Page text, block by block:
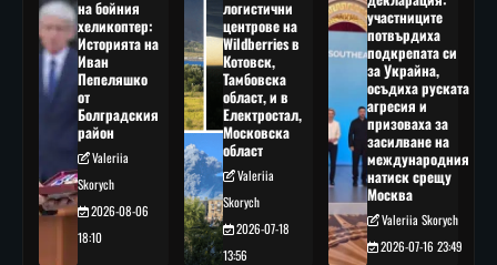
на бойния
хеликоптер:
Историята на
Иван
Пепеляшко
от
Болградския
район
Valeriia
Skorych
2026-08-06
18:10
логистични
центрове на
Wildberries в
Котовск,
Тамбовска
област, и в
Електростал,
Московска
област
Valeriia
Skorych
2026-07-18
13:56
участниците
потвърдиха
подкрепата си
за Украйна,
осъдиха руската
агресия и
призоваха за
засилване на
международния
натиск срещу
Москва
Valeriia Skorych
2026-07-16 23:49